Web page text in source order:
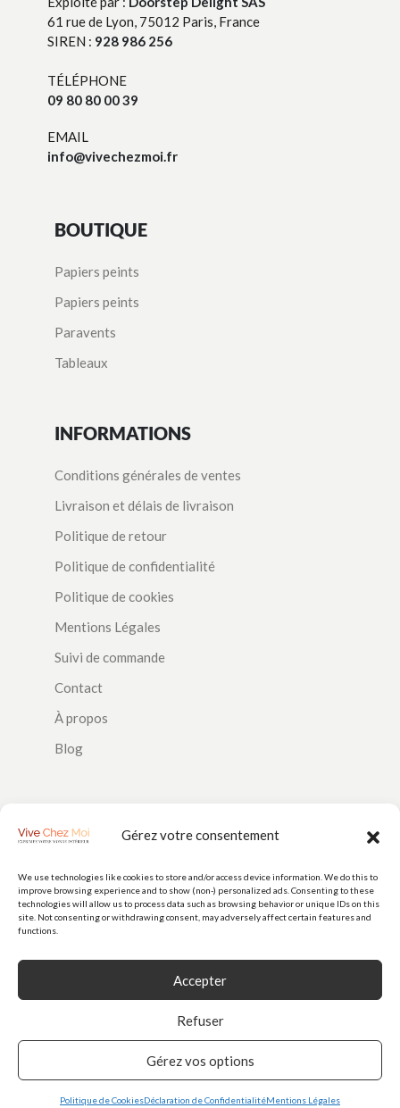
Gérez votre consentement
We use technologies like cookies to store and/or access device information. We do this to
improve browsing experience and to show (non-) personalized ads. Consenting to these
technologies will allow us to process data such as browsing behavior or unique IDs on this
site. Not consenting or withdrawing consent, may adversely affect certain features and
functions.
Accepter
Refuser
Gérez vos options
Politique de CookiesDéclaration de ConfidentialitéMentions Légales
61 rue de Lyon, 75012 Paris, France
SIREN : 928 986 256
TÉLÉPHONE
09 80 80 00 39
EMAIL
info@vivechezmoi.fr
BOUTIQUE
Papiers peints
Papiers peints
Paravents
Tableaux
INFORMATIONS
Conditions générales de ventes
Livraison et délais de livraison
Politique de retour
Politique de confidentialité
Politique de cookies
Mentions Légales
Suivi de commande
Contact
À propos
Blog
PAIEMENTS
© 2026Vive Chez Moiest une marque de Doorstep Delight SAS (N° 928
986 256) - Tous droits réservés